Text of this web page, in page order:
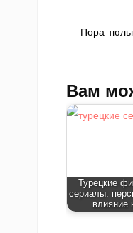
Пора
Вам
Турецкие
сериалы:
влияние